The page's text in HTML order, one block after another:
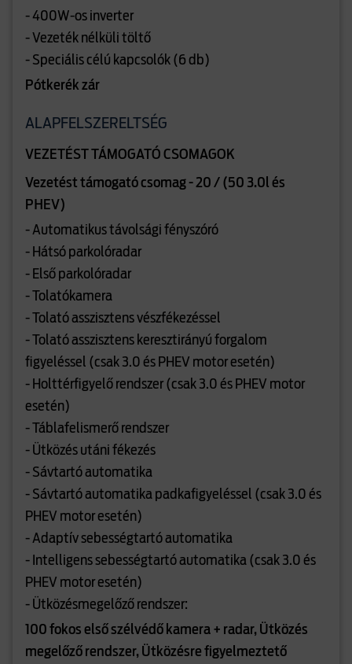
- 400W-os inverter
- Vezeték nélküli töltő
- Speciális célú kapcsolók (6 db)
Pótkerék zár
ALAPFELSZERELTSÉG
VEZETÉST TÁMOGATÓ CSOMAGOK
Vezetést támogató csomag - 20 / (50 3.0l és
PHEV)
- Automatikus távolsági fényszóró
- Hátsó parkolóradar
- Első parkolóradar
- Tolatókamera
- Tolató asszisztens vészfékezéssel
- Tolató asszisztens keresztirányú forgalom
figyeléssel (csak 3.0 és PHEV motor esetén)
- Holttérfigyelő rendszer (csak 3.0 és PHEV motor
esetén)
- Táblafelismerő rendszer
- Ütközés utáni fékezés
- Sávtartó automatika
- Sávtartó automatika padkafigyeléssel (csak 3.0 és
PHEV motor esetén)
- Adaptív sebességtartó automatika
- Intelligens sebességtartó automatika (csak 3.0 és
PHEV motor esetén)
- Ütközésmegelőző rendszer:
100 fokos első szélvédő kamera + radar, Ütközés
megelőző rendszer, Ütközésre figyelmeztető